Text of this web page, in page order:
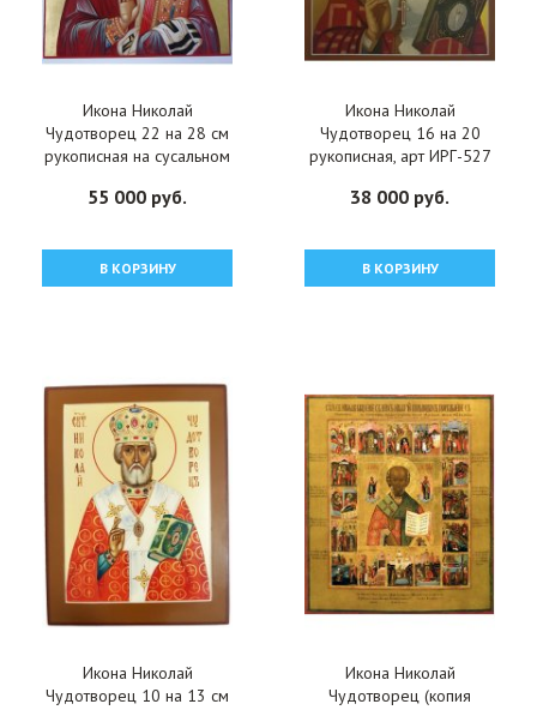
Икона Николай
Чудотворец 22 на 28 см
рукописная на сусальном
55 000 руб.
В КОРЗИНУ
Икона Николай
Чудотворец 16 на 20
рукописная, арт ИРГ-527
38 000 руб.
В КОРЗИНУ
Икона Николай
Чудотворец 10 на 13 см
Икона Николай
Чудотворец (копия